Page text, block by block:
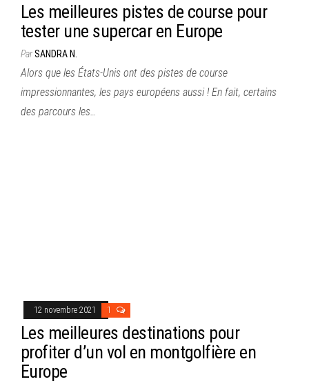
Les meilleures pistes de course pour
tester une supercar en Europe
ParSANDRA N.
Alors que les États-Unis ont des pistes de course
impressionnantes, les pays européens aussi ! En fait, certains
des parcours les…
12 novembre 2021 1
Les meilleures destinations pour
profiter d’un vol en montgolfière en
Europe